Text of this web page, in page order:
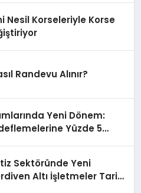
Nesil Korseleriyle Korse
Randevu Alınır?
Yeni Dönem:
Yüzde 5
Sektöründe Yeni
Altı İşletmeler Tarih